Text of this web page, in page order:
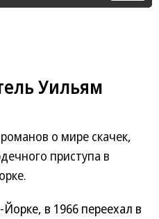
Уильям
о мире скачек,
приступа в
в 1966 переехал в